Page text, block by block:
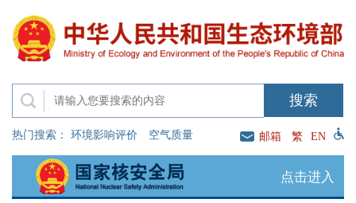
热门搜索： 环境影响评价 空气质量 邮箱 繁 EN
点击进入